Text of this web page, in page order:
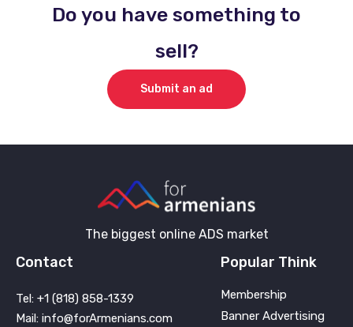
Do you have something to
sell?
Submit an ad
The biggest online ADS market
Contact
Tel: +1 (818) 858-1339
Mail: info@forArmenians.com
Popular Think
Membership
Banner Advertising